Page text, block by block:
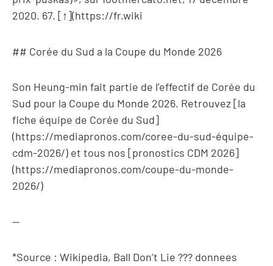
2020. 67. [↑](https://fr.wiki
## Corée du Sud a la Coupe du Monde 2026
Son Heung-min fait partie de l’effectif de Corée du
Sud pour la Coupe du Monde 2026. Retrouvez [la
fiche équipe de Corée du Sud]
(https://mediapronos.com/coree-du-sud-équipe-
cdm-2026/) et tous nos [pronostics CDM 2026]
(https://mediapronos.com/coupe-du-monde-
2026/)
—
*Source : Wikipedia, Ball Don’t Lie ??? donnees